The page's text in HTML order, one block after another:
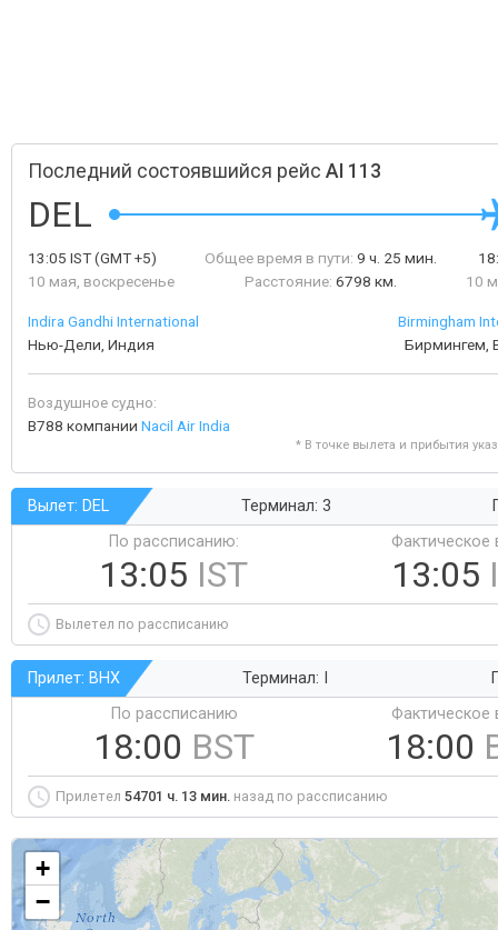
Последний состоявшийся рейс AI 113
DEL
13:05 IST(GMT +5)
10 мая, воскресенье
Общее время в пути: 9 ч. 25 мин.
Расстояние: 6798 км.
10
Indira Gandhi International
Нью-Дели, Индия
Birmingham
Бирмингем,
Воздушное судно:
B788 компании Nacil Air India
* В точке вылета и прибытия
Вылет: DEL Терминал: 3
По рассписанию:
13:05 IST
Фактическое
13:05
Вылетел по рассписанию
Прилет: BHX Терминал: I
По рассписанию
18:00 BST
Фактическое
18:00
Прилетел 54701 ч. 13 мин. назад по рассписанию
+
−